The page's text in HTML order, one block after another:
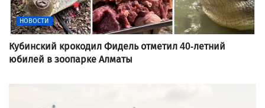
НОВОСТИ
Кубинский крокодил Фидель отметил 40-летний
юбилей в зоопарке Алматы